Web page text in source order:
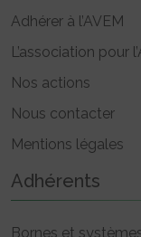
Adhérer à l’AVEM
L’association pour
Nos actions
Nous contacter
Mentions légales
Adhérents
Bornes et